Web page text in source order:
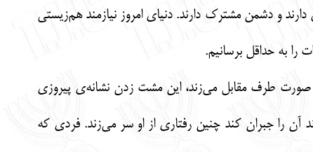
و دشمن مشترک دارند. دنیای امروز نیازمند هم‌زیستی
را به حداقل برسانیم.
صورت طرف مقابل می‌زند، این مشت زدن نشانه‌ی پیروزی
را جبران کند چنین رفتاری از او سر می‌زند. فردی که